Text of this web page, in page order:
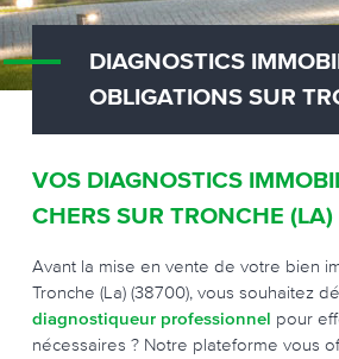
DIAGNOSTICS
OBLIGATIONS SUR
VOS DIAGNOSTICS
CHERS SUR TRONCHE (LA)
Avant la mise en vente de votre bien
Tronche (La) (38700), vous souhaitez
diagnostiqueur professionnel pour
nécessaires ? Notre plateforme vous